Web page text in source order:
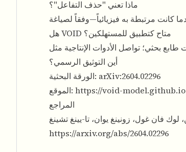
ماذا تعني "حذف التفاعل"؟
هل VOID متاح كتطبيق للمستهلكين؟
أين التوثيق الرسمي؟
الورقة البحثية: arXiv:2604.02296
الموقع: https://void-model.github.io
المراجع
https://arxiv.org/abs/2604.02296